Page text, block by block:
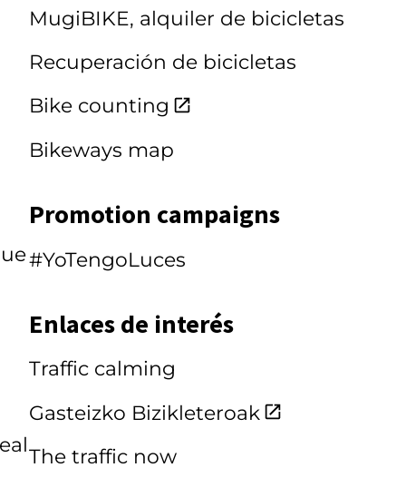
MugiBIKE, alquiler de bicicletas
Recuperación de bicicletas
Bike counting
Bikeways map
Promotion campaigns
#YoTengoLuces
Enlaces de interés
Traffic calming
Gasteizko Bizikleteroak
The traffic now